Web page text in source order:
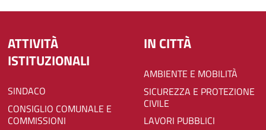
ATTIVITÀ
ISTITUZIONALI
SINDACO
CONSIGLIO COMUNALE E
COMMISSIONI
IN CITTÀ
AMBIENTE E MOBILITÀ
SICUREZZA E PROTEZIONE
CIVILE
LAVORI PUBBLICI